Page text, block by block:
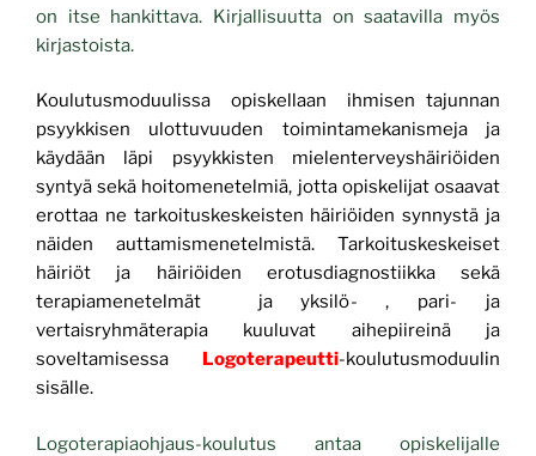
on itse hankittava. Kirjallisuutta on saatavilla myös
kirjastoista.
Koulutusmoduulissa
opiskellaan ihmisen tajunnan
psyykkisen ulottuvuuden toimintamekanismeja ja
käydään läpi psyykkisten mielenterveyshäiriöiden
syntyä sekä hoitomenetelmiä, jotta opiskelijat osaavat
erottaa ne tarkoituskeskeisten häiriöiden synnystä ja
näiden auttamismenetelmistä. Tarkoituskeskeiset
häiriöt ja häiriöiden erotusdiagnostiikka sekä
terapiamenetelmät ja yksilö- , pari- ja
vertaisryhmäterapia kuuluvat aihepiireinä ja
soveltamisessa
Logoterapeutti-koulutusmoduulin
sisälle.
Logoterapiaohjaus-koulutus antaa opiskelijalle